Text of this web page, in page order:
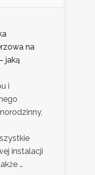
na
jaką
i
instalacji
…